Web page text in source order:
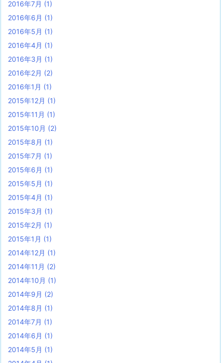
2016年7月 (1)
2016年6月 (1)
2016年5月 (1)
2016年4月 (1)
2016年3月 (1)
2016年2月 (2)
2016年1月 (1)
2015年12月 (1)
2015年11月 (1)
2015年10月 (2)
2015年8月 (1)
2015年7月 (1)
2015年6月 (1)
2015年5月 (1)
2015年4月 (1)
2015年3月 (1)
2015年2月 (1)
2015年1月 (1)
2014年12月 (1)
2014年11月 (2)
2014年10月 (1)
2014年9月 (2)
2014年8月 (1)
2014年7月 (1)
2014年6月 (1)
2014年5月 (1)